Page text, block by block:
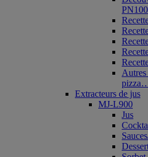
PN100
Autres
Extracteurs de jus
MJ-L900
Jus